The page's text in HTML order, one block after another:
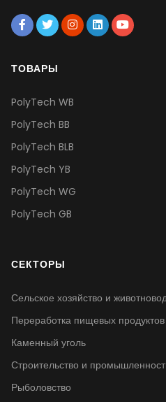
ТОВАРЫ
PolyTech WB
PolyTech BB
PolyTech BLB
PolyTech YB
PolyTech WG
PolyTech GB
СЕКТОРЫ
Сельское хозяйство и
Переработка пищевых продуктов
Каменный уголь
Строительство и
Рыболовство